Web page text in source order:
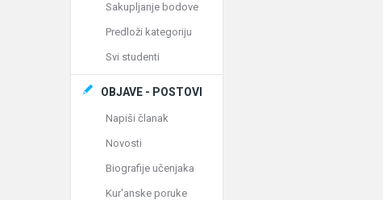
Sakupljanje bodove
Predloži kategoriju
Svi studenti
OBJAVE - POSTOVI
Napiši članak
Novosti
Biografije učenjaka
Kur'anske poruke